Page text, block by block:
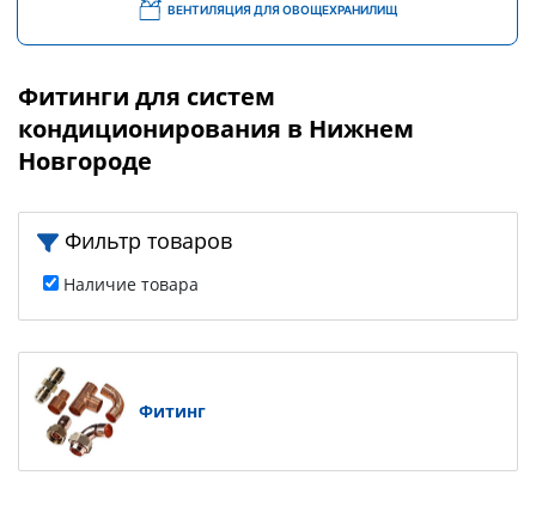
ВЕНТИЛЯЦИЯ ДЛЯ ОВОЩЕХРАНИЛИЩ
Фитинги для систем
кондиционирования в Нижнем
Новгороде
Фильтр товаров
Наличие товара
Фитинг